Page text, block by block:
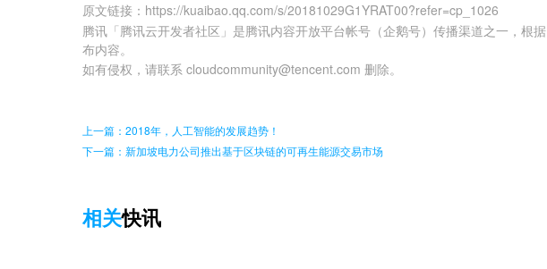
原文链接 ： https://kuaibao.qq.com/s/20181029G1YRAT00?refer=cp_1026
腾讯「腾讯云开发者社区」是腾讯内容开放平台帐号（企鹅号）传播渠道之一，根据
布内容。
如有侵权，请联系 cloudcommunity@tencent.com 删除。
上一篇：2018年，人工智能的发展趋势！
下一篇：新加坡电力公司推出基于区块链的可再生能源交易市场
相关快讯